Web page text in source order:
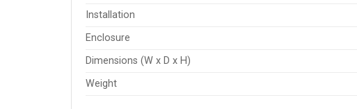
Installation
Enclosure
Dimensions (W x D x H)
Weight